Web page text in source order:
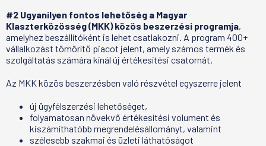
#2 Ugyanilyen fontos lehetőség a Magyar
Klaszterközösség (MKK) közös beszerzési programja,
amelyhez beszállítóként is lehet csatlakozni. A program 400+
vállalkozást tömörítő piacot jelent, amely számos termék és
szolgáltatás számára kínál új értékesítési csatornát.
Az MKK közös beszerzésben való részvétel egyszerre jelent
új ügyfélszerzési lehetőséget,
folyamatosan növekvő értékesítési volument és
kiszámíthatóbb megrendelésállományt, valamint
szélesebb szakmai és üzleti láthatóságot